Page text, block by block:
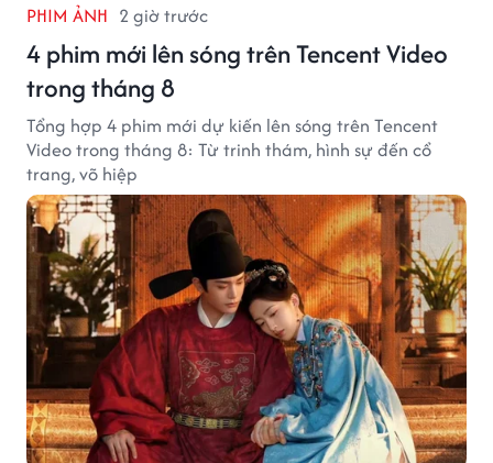
PHIM ẢNH 2 giờ trước
4 phim mới lên sóng trên Tencent Video
trong tháng 8
Tổng hợp 4 phim mới dự kiến lên sóng trên Tencent
Video trong tháng 8: Từ trinh thám, hình sự đến cổ
trang, võ hiệp